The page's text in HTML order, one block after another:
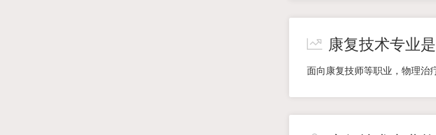
康复技术专业
面向康复技师等职业，物理治